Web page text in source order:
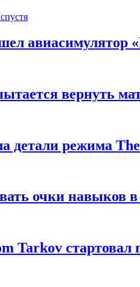
авиасимулятор
вернуть
детали режима
очки навыков
Tarkov